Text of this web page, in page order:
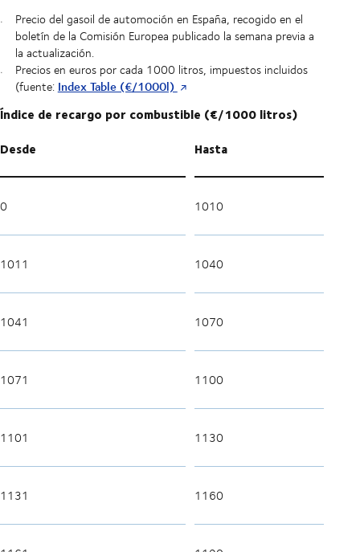
Precio del gasoil de automoción en España, recogido en el
boletín de la Comisión Europea publicado la semana previa a
la actualización.
Precios en euros por cada 1000 litros, impuestos incluidos
(fuente: Index Table (€/1000l)
Índice de recargo por combustible (€/1000 litros)
Desde
Hasta
0 1010
1011 1040
1041 1070
1071 1100
1101 1130
1131 1160